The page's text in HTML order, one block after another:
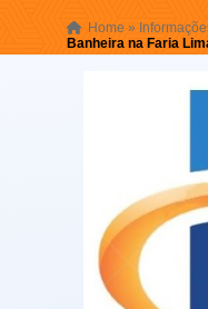
Home »
Banheira na Faria